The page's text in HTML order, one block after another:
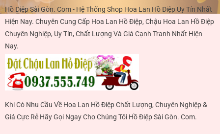
Hồ Điệp Sài Gòn. Com - Hệ Thống Shop Hoa Lan Hồ Điệp Uy Tín Nhất
Hiện Nay. Chuyên Cung Cấp Hoa Lan Hồ Điệp, Chậu Hoa Lan Hồ Điệp
Chuyên Nghiệp, Uy Tín, Chất Lượng Và Giá Cạnh Tranh Nhất Hiện
Nay.
Khi Có Nhu Cầu Về Hoa Lan Hồ Điệp Chất Lượng, Chuyên Nghiệp &
Giá Cực Rẻ Hãy Gọi Ngay Cho Chúng Tôi Hồ Điệp Sài Gòn. Com.